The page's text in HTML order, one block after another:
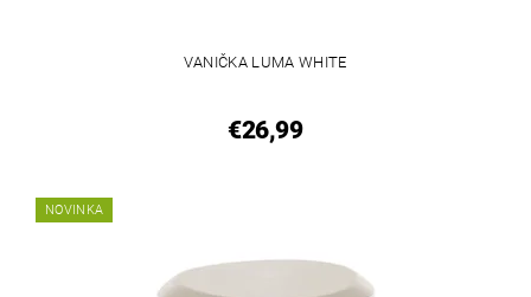
VANIČKA LUMA WHITE
€26,99
NOVINKA